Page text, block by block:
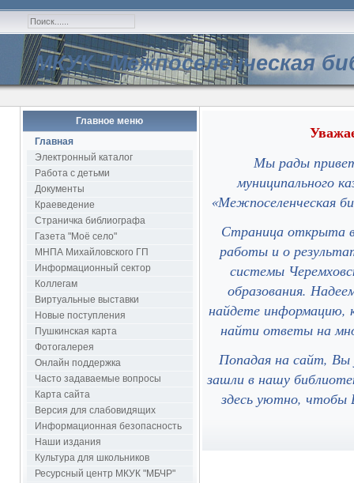
МКУК "Межпоселенческая
Главное меню
Главная
Электронный каталог
Работа с детьми
Документы
Краеведение
Страничка библиографа
Газета "Моё село"
МНПА Михайловского ГП
Информационный сектор
Коллегам
Виртуальные выставки
Новые поступления
Пушкинская карта
Фотогалерея
Онлайн поддержка
Часто задаваемые вопросы
Карта сайта
Версия для слабовидящих
Информационная безопасность
Наши издания
Культура для школьников
Ресурсный центр МКУК "МБЧР"
Мы рады
муниципального
«Межпоселенческая
Страница открыта в
работы и о
системы
образования.
найдете информацию,
найти ответы на
Попадая на сайт,
зашли в нашу
здесь уютно, чтобы